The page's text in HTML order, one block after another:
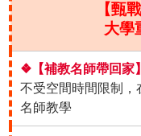
【甄
大學
❖【補教名師帶回家】
不受空間時間限制，
名師教學